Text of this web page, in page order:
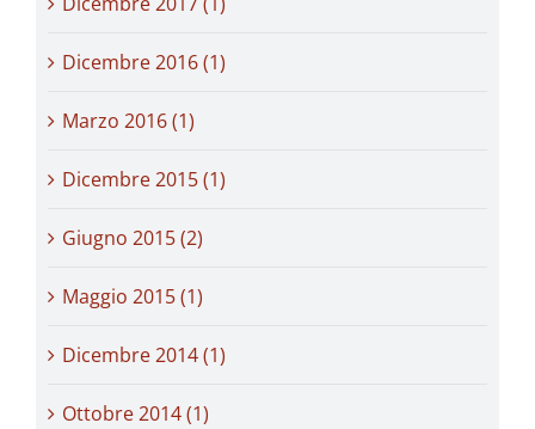
Dicembre 2016 (1)
Marzo 2016 (1)
Dicembre 2015 (1)
Giugno 2015 (2)
Maggio 2015 (1)
Dicembre 2014 (1)
Ottobre 2014 (1)